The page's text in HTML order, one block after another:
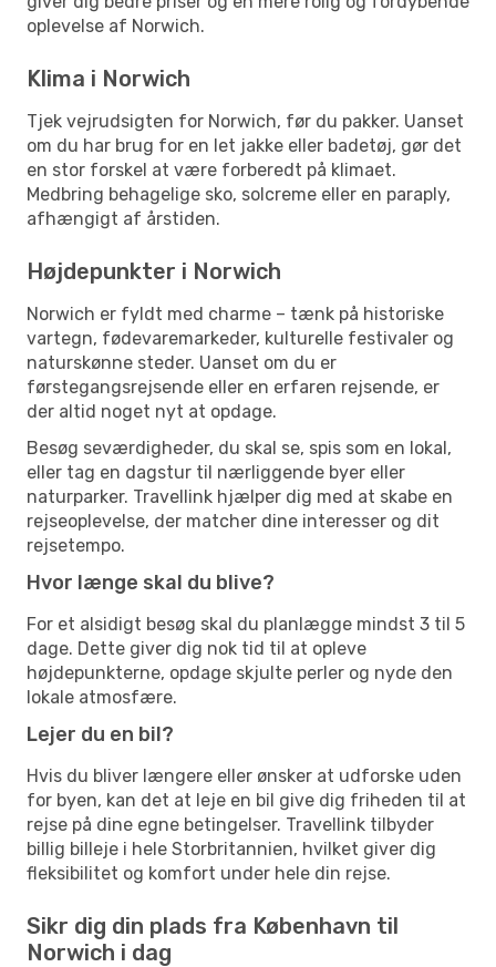
oplevelse af Norwich.
Klima i Norwich
Tjek vejrudsigten for Norwich, før du pakker. Uanset
om du har brug for en let jakke eller badetøj, gør det
en stor forskel at være forberedt på klimaet.
Medbring behagelige sko, solcreme eller en paraply,
afhængigt af årstiden.
Højdepunkter i Norwich
Norwich er fyldt med charme – tænk på historiske
vartegn, fødevaremarkeder, kulturelle festivaler og
naturskønne steder. Uanset om du er
førstegangsrejsende eller en erfaren rejsende, er
der altid noget nyt at opdage.
Besøg seværdigheder, du skal se, spis som en lokal,
eller tag en dagstur til nærliggende byer eller
naturparker. Travellink hjælper dig med at skabe en
rejseoplevelse, der matcher dine interesser og dit
rejsetempo.
Hvor længe skal du blive?
For et alsidigt besøg skal du planlægge mindst 3 til 5
dage. Dette giver dig nok tid til at opleve
højdepunkterne, opdage skjulte perler og nyde den
lokale atmosfære.
Lejer du en bil?
Hvis du bliver længere eller ønsker at udforske uden
for byen, kan det at leje en bil give dig friheden til at
rejse på dine egne betingelser. Travellink tilbyder
billig billeje i hele Storbritannien, hvilket giver dig
fleksibilitet og komfort under hele din rejse.
Sikr dig din plads fra København til
Norwich i dag